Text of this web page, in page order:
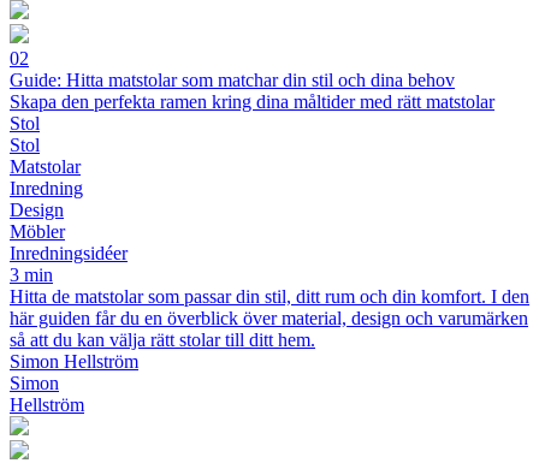
02
Guide: Hitta matstolar som matchar din stil och dina behov
Skapa den perfekta ramen kring dina måltider med rätt matstolar
Stol
Stol
Matstolar
Inredning
Design
Möbler
Inredningsidéer
3 min
Hitta de matstolar som passar din stil, ditt rum och din komfort. I den
här guiden får du en överblick över material, design och varumärken
så att du kan välja rätt stolar till ditt hem.
Simon Hellström
Simon
Hellström